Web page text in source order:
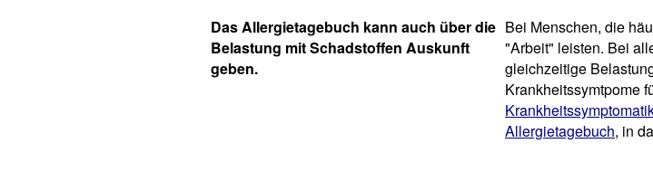
Das Allergietagebuch kann auch über die
Belastung mit Schadstoffen Auskunft
geben.
Bei Menschen, die
"Arbeit" leisten. Bei
gleichzeitige
Krankheitssymtpome
Allergietagebuch, in